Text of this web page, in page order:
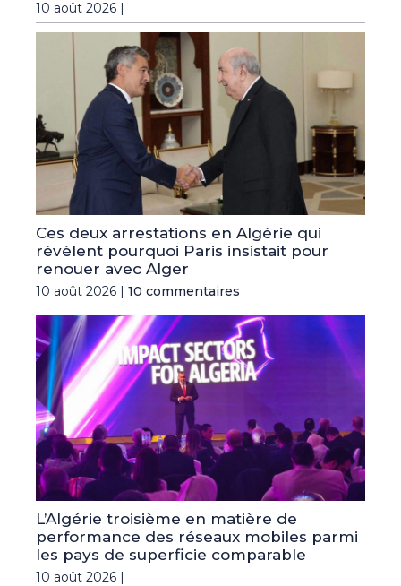
10 août 2026 |
Ces deux arrestations en Algérie qui
révèlent pourquoi Paris insistait pour
renouer avec Alger
10 août 2026 | 10 commentaires
L’Algérie troisième en matière de
performance des réseaux mobiles parmi
les pays de superficie comparable
10 août 2026 |